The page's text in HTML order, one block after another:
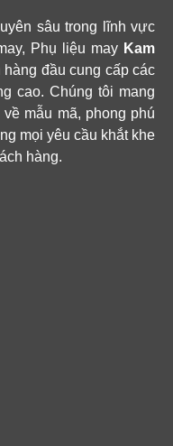
sâu trong lĩnh vực
Phụ liệu may Kam
đầu cung cấp các
cao. Chúng tôi mang
mẫu mã, phong phú
mọi yêu cầu khắt khe
hàng.